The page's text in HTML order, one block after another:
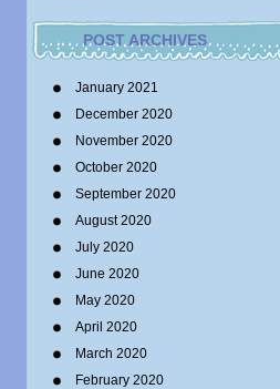
POST ARCHIVES
January 2021
December 2020
November 2020
October 2020
September 2020
August 2020
July 2020
June 2020
May 2020
April 2020
March 2020
February 2020